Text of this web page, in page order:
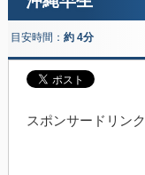
目安時間： 約 4分
スポンサードリンク